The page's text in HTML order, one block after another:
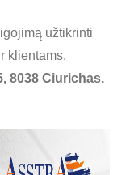
užtikrinti
klientams.
8038 Ciurichas.